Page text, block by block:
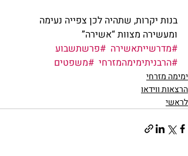
בנות יקרות, שתהיה לכן צפייה נעימה
ומעשירה מצוות “אשירה”
#מדרשייתאשירה #פרשתשבוע
#הרבניתימימהמזרחי #משפטים
ימימה מזרחי
הרצאות ווידאו
לראשי